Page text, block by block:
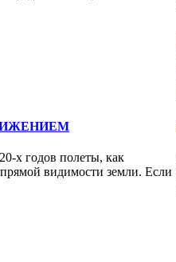
х годов полеты, как
видимости земли. Если